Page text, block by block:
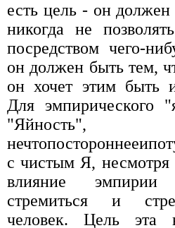
есть цель - он должен
никогда не
посредством чего-
он должен быть тем,
он хочет этим быть
Для эмпирического
с чистым Я,
влияние
стремиться и
человек. Цель эта